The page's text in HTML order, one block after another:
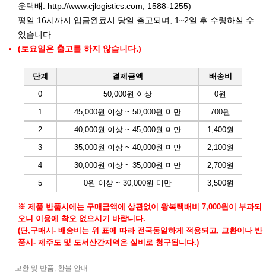
운택배: http://www.cjlogistics.com , 1588-1255)
평일 16시까지 입금완료시 당일 출고되며, 1~2일 후 수령하실 수
있습니다.
(토요일은 출고를 하지 않습니다.)
단계 결제금액
배송비
0
50,000원 이상
0원
1
45,000원 이상 ~ 50,000원 미만
700원
2
40,000원 이상 ~ 45,000원 미만
1,400원
3
35,000원 이상 ~ 40,000원 미만
2,100원
4
30,000원 이상 ~ 35,000원 미만
2,700원
5
0원 이상 ~ 30,000원 미만 3,500원
※ 제품 반품시에는 구매금액에 상관없이 왕복택배비 7,000원이 부과되
오니 이용에 착오 없으시기 바랍니다.
(단,구매시- 배송비는 위 표에 따라 전국동일하게 적용되고, 교환이나 반
품시- 제주도 및 도서산간지역은 실비로 청구됩니다.)
교환 및 반품, 환불 안내